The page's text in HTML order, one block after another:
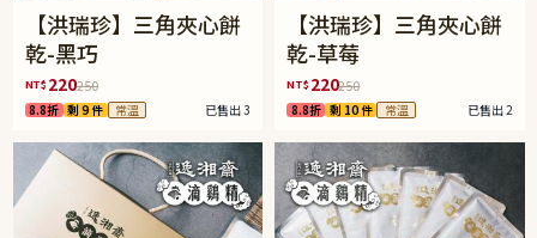
【洪瑞珍】三角夾心餅
乾-黑巧
NT$ 220250
8.8折 剩 9 件 常溫 已售出 3
【洪瑞珍】三角夾心餅
乾-草莓
NT$ 220250
8.8折 剩 10 件 常溫 已售出 2